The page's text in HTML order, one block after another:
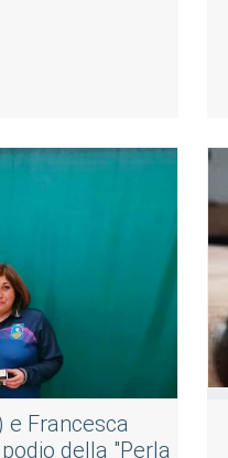
e Francesca
della "Perla